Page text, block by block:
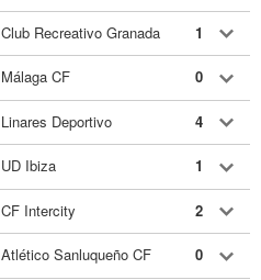
Club Recreativo Granada 1
Málaga CF 0
Linares Deportivo 4
UD Ibiza 1
CF Intercity 2
Atlético Sanluqueño CF 0